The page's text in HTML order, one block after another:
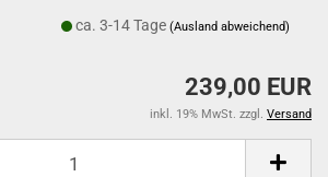
ca. 3-14 Tage(Ausland abweichend)
239,00 EUR
inkl. 19% MwSt. zzgl. Versand